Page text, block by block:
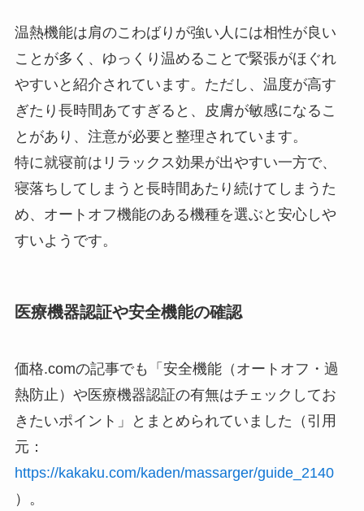
温熱機能は肩のこわばりが強い人には相性が良い
ことが多く、ゆっくり温めることで緊張がほぐれ
やすいと紹介されています。ただし、温度が高す
ぎたり長時間あてすぎると、皮膚が敏感になるこ
とがあり、注意が必要と整理されています。
特に就寝前はリラックス効果が出やすい一方で、
寝落ちしてしまうと長時間あたり続けてしまうた
め、オートオフ機能のある機種を選ぶと安心しや
すいようです。
医療機器認証や安全機能の確認
価格.comの記事でも「安全機能（オートオフ・過
熱防止）や医療機器認証の有無はチェックしてお
きたいポイント」とまとめられていました（引用
元：
https://kakaku.com/kaden/massarger/guide_2140
）。